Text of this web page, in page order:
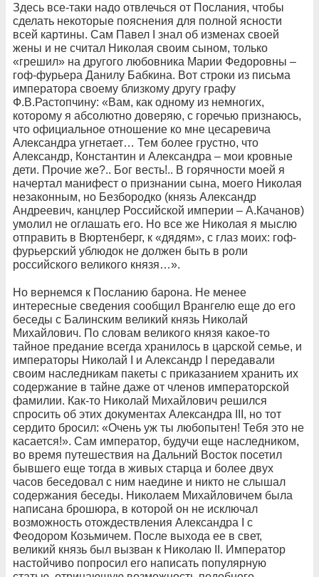
Здесь все-таки надо отвлечься от Послания, чтобы
сделать некоторые пояснения для полной ясности
всей картины. Сам Павел I знал об изменах своей
жены и не считал Николая своим сыном, только
«грешил» на другого любовника Марии Федоровны –
гоф-фурьера Данилу Бабкина. Вот строки из письма
императора своему близкому другу графу
Ф.В.Растопчину: «Вам, как одному из немногих,
которому я абсолютно доверяю, с горечью признаюсь,
что официальное отношение ко мне цесаревича
Александра угнетает… Тем более грустно, что
Александр, Константин и Александра – мои кровные
дети. Прочие же?.. Бог весть!.. В горячности моей я
начертал манифест о признании сына, моего Николая
незаконным, но Безбородко (князь Александр
Андреевич, канцлер Российской империи – А.Качанов)
умолил не оглашать его. Но все же Николая я мыслю
отправить в Вюртенберг, к «дядям», с глаз моих: гоф-
фурьерский ублюдок не должен быть в роли
российского великого князя…».
Но вернемся к Посланию барона. Не менее
интересные сведения сообщил Врангелю еще до его
беседы с Балинским великий князь Николай
Михайлович. По словам великого князя какое-то
тайное предание всегда хранилось в царской семье, и
императоры Николай I и Александр I передавали
своим наследникам пакеты с приказанием хранить их
содержание в тайне даже от членов императорской
фамилии. Как-то Николай Михайлович решился
спросить об этих документах Александра III, но тот
сердито бросил: «Очень уж ты любопытен! Тебя это не
касается!». Сам император, будучи еще наследником,
во время путешествия на Дальний Восток посетил
бывшего еще тогда в живых старца и более двух
часов беседовал с ним наедине и никто не слышал
содержания беседы. Николаем Михайловичем была
написана брошюра, в которой он не исключал
возможность отождествления Александра I с
Феодором Козьмичем. После выхода ее в свет,
великий князь был вызван к Николаю II. Император
настойчиво попросил его написать популярную